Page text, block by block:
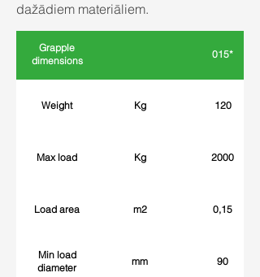
dažādiem materiāliem.
Grapple
dimensions
015*
Weight Kg 120
Max load Kg 2000
Load area m2 0,15
Min load
diameter
mm 90